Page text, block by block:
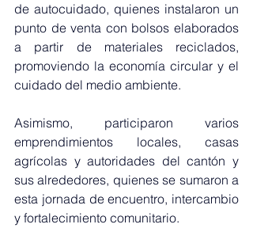
de autocuidado, quienes instalaron un
punto de venta con bolsos elaborados
a partir de materiales reciclados,
promoviendo la economía circular y el
cuidado del medio ambiente.
Asimismo, participaron varios
emprendimientos locales, casas
agrícolas y autoridades del cantón y
sus alrededores, quienes se sumaron a
esta jornada de encuentro, intercambio
y fortalecimiento comunitario.